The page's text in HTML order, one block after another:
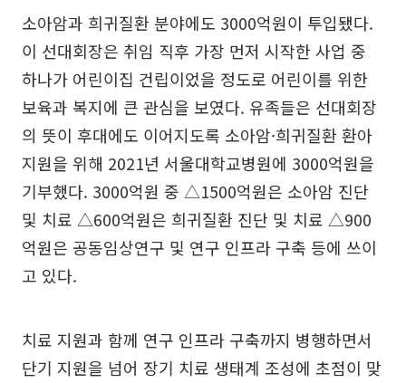
소아암과 희귀질환 분야에도 3000억원이 투입됐다.
이 선대회장은 취임 직후 가장 먼저 시작한 사업 중
하나가 어린이집 건립이었을 정도로 어린이를 위한
보육과 복지에 큰 관심을 보였다. 유족들은 선대회장
의 뜻이 후대에도 이어지도록 소아암·희귀질환 환아
지원을 위해 2021년 서울대학교병원에 3000억원을
기부했다. 3000억원 중 △1500억원은 소아암 진단
및 치료 △600억원은 희귀질환 진단 및 치료 △900
억원은 공동임상연구 및 연구 인프라 구축 등에 쓰이
고 있다.
치료 지원과 함께 연구 인프라 구축까지 병행하면서
단기 지원을 넘어 장기 치료 생태계 조성에 초점이 맞